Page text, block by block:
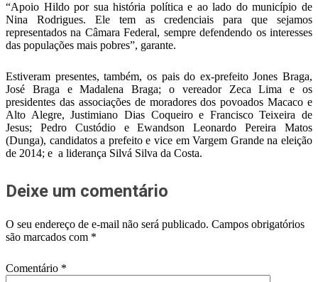
“Apoio Hildo por sua história política e ao lado do município de
Nina Rodrigues. Ele tem as credenciais para que sejamos
representados na Câmara Federal, sempre defendendo os interesses
das populações mais pobres”, garante.
Estiveram presentes, também, os pais do ex-prefeito Jones Braga,
José Braga e Madalena Braga;
o vereadorZeca Lima eos
presidentes das associações de moradores dos povoados Macaco e
Alto Alegre, Justimiano Dias Coqueiro e Francisco Teixeira de
Jesus;
Pedro Custódio e Ewandson Leonardo Pereira Matos
(Dunga), candidatos a prefeito e vice em Vargem Grande na eleição
de 2014; e a liderança Silvá Silva da Costa.
Deixe um comentário
O seu endereço de e-mail não será publicado. Campos obrigatórios
são marcados com *
Comentário *